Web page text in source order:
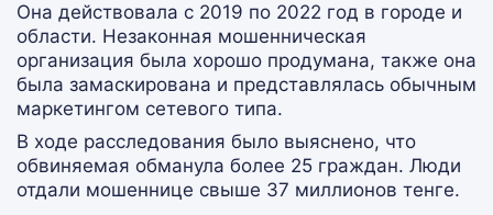
Она действовала с 2019 по 2022 год в городе и
области. Незаконная мошенническая
организация была хорошо продумана, также она
была замаскирована и представлялась обычным
маркетингом сетевого типа.
В ходе расследования было выяснено, что
обвиняемая обманула более 25 граждан. Люди
отдали мошеннице свыше 37 миллионов тенге.